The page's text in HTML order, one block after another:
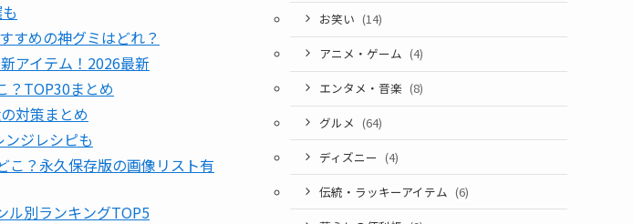
すめの神グミはどれ？
アイテム！2026最新
？TOP30まとめ
対策まとめ
ジレシピも
こ？永久保存版の画像リスト有
ル別ランキングTOP5
お笑い (14)
アニメ・ゲーム (4)
エンタメ・音楽 (8)
グルメ (64)
ディズニー (4)
伝統・ラッキーアイテム (6)